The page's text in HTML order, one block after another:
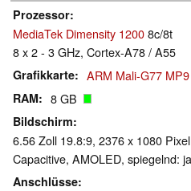
Prozessor
MediaTek Dimensity 12008c/8t
8 x 2 - 3 GHz, Cortex-A78 / A55
Grafikkarte ARM Mali-G77 MP9
RAM 8 GB
Bildschirm
6.56 Zoll 19.8:9, 2376 x 1080
Capacitive, AMOLED, spiegelnd: ja
Anschlüsse